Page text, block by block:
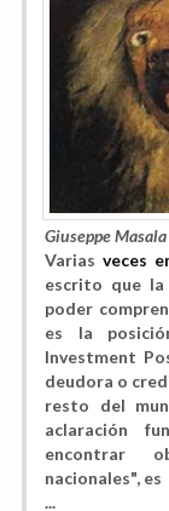
Giuseppe Masala
Varias veces
escrito que la
poder
es la
Investment
deudora o
resto del
aclaración
encontrar
nacionales", es
...